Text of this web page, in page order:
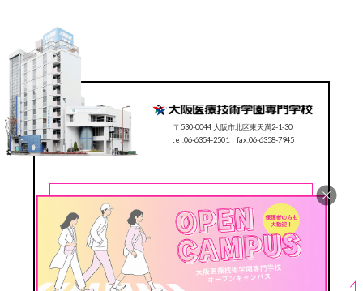
〒530-0044 大阪市北区東天満2-1-30
tel.06-6354-2501 fax.06-6358-7945
CONTACT
0120-78-2501